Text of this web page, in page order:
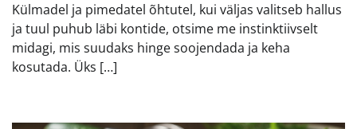
Külmadel ja pimedatel õhtutel, kui väljas valitseb hallus
ja tuul puhub läbi kontide, otsime me instinktiivselt
midagi, mis suudaks hinge soojendada ja keha
kosutada. Üks […]